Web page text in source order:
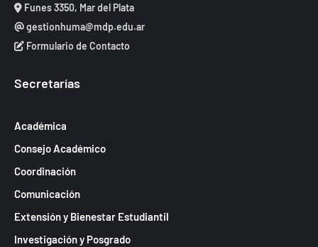
Funes 3350, Mar del Plata
gestionhuma@mdp.edu.ar
Formulario de Contacto
Secretarías
Académica
Consejo Académico
Coordinación
Comunicación
Extensión y Bienestar Estudiantil
Investigación y Posgrado